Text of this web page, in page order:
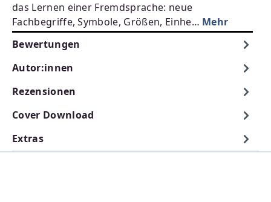
das Lernen einer Fremdsprache: neue
Fachbegriffe, Symbole, Größen, Einhe… Mehr
Bewertungen
Autor:innen
Rezensionen
Cover Download
Extras